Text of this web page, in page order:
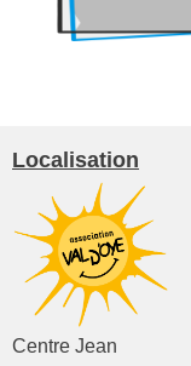
Localisation
Centre Jean